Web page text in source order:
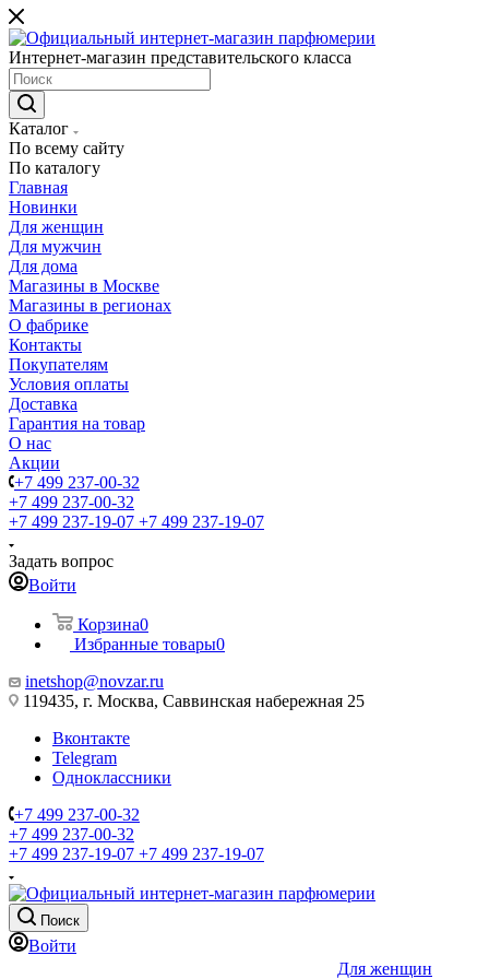
Интернет-магазин представительского класса
Каталог
По всему сайту
По каталогу
Главная
Новинки
Для женщин
Для мужчин
Для дома
Магазины в Москве
Магазины в регионах
О фабрике
Контакты
Покупателям
Условия оплаты
Доставка
Гарантия на товар
О нас
Акции
+7 499 237-00-32
+7 499 237-00-32
+7 499 237-19-07 +7 499 237-19-07
Задать вопрос
Войти
Корзина0
Избранные товары0
inetshop@novzar.ru
119435, г. Москва, Саввинская набережная 25
Вконтакте
Telegram
Одноклассники
+7 499 237-00-32
+7 499 237-00-32
+7 499 237-19-07 +7 499 237-19-07
Поиск
Войти
Для женщин